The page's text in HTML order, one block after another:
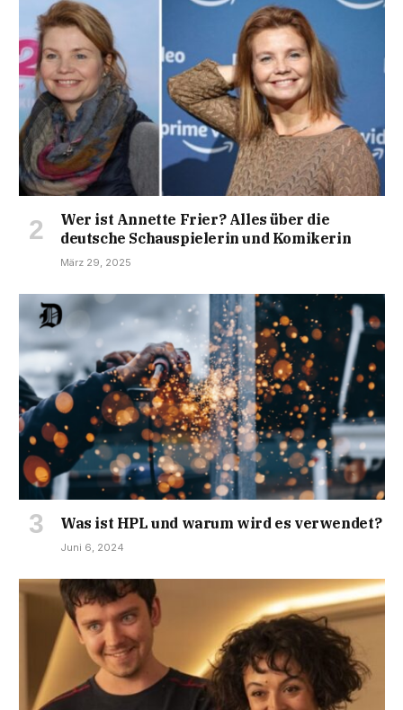
Wer ist Annette Frier? Alles über die
deutsche Schauspielerin und Komikerin
März 29, 2025
Was ist HPL und warum wird es verwendet?
Juni 6, 2024